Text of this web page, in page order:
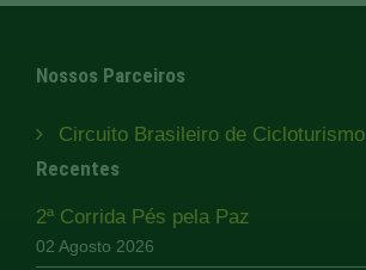
Nossos Parceiros
Circuito Brasileiro de Cicloturismo
Recentes
2ª Corrida Pés pela Paz
02 Agosto 2026